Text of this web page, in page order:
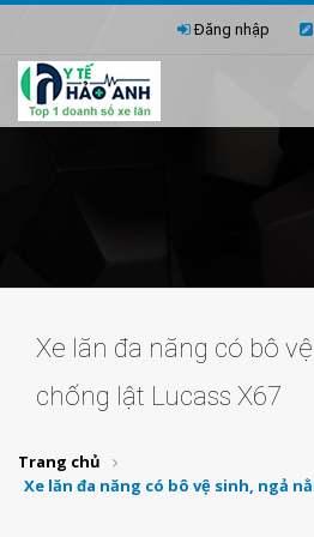
Đăng nhập
Xe lăn đa năng có bô
chống lật Lucass X67
Trang chủ
Xe lăn đa năng có bô vệ sinh, ngả